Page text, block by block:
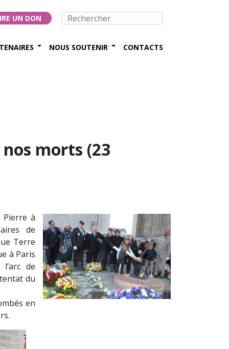
UN DON
NOUS SOUTENIR CONTACTS
morts (23
Pierre à
de
Terre
à Paris
de
du
en